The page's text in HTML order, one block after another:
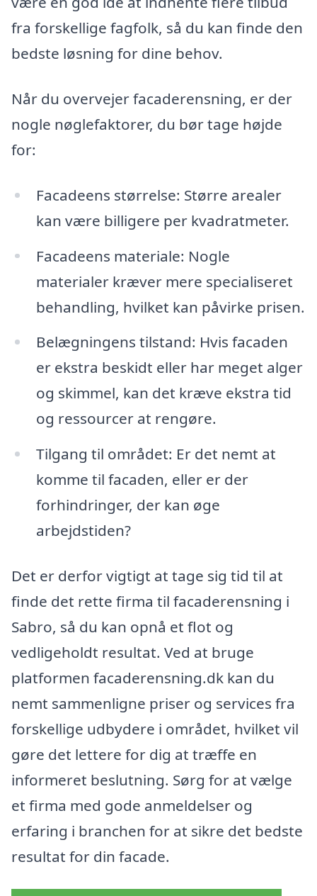
fra forskellige fagfolk, så du kan finde den
bedste løsning for dine behov.
Når du overvejer facaderensning, er der
nogle nøglefaktorer, du bør tage højde
for:
Facadeens størrelse: Større arealer
kan være billigere per kvadratmeter.
Facadeens materiale: Nogle
materialer kræver mere specialiseret
behandling, hvilket kan påvirke prisen.
Belægningens tilstand: Hvis facaden
er ekstra beskidt eller har meget alger
og skimmel, kan det kræve ekstra tid
og ressourcer at rengøre.
Tilgang til området: Er det nemt at
komme til facaden, eller er der
forhindringer, der kan øge
arbejdstiden?
Det er derfor vigtigt at tage sig tid til at
finde det rette firma til facaderensning i
Sabro, så du kan opnå et flot og
vedligeholdt resultat. Ved at bruge
platformen facaderensning.dk kan du
nemt sammenligne priser og services fra
forskellige udbydere i området, hvilket vil
gøre det lettere for dig at træffe en
informeret beslutning. Sørg for at vælge
et firma med gode anmeldelser og
erfaring i branchen for at sikre det bedste
resultat for din facade.